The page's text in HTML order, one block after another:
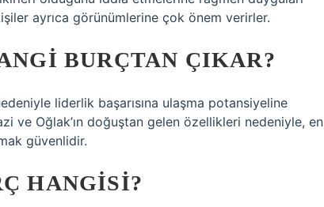
ayrıca görünümlerine çok önem verirler.
BURÇTAN ÇIKAR?
liderlik başarısına ulaşma potansiyeline
ve Oğlak’ın doğuştan gelen özellikleri nedeniyle, en
güvenlidir.
HANGISI?